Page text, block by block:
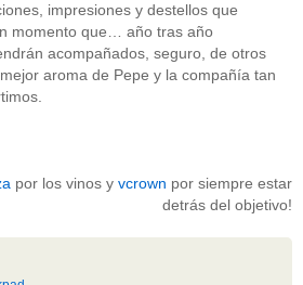
impresiones y destellos que
momento que… año tras año
acompañados, seguro, de otros
aroma de Pepe y la compañía tan
por los vinos y vcrown por siempre estar
detrás del objetivo!